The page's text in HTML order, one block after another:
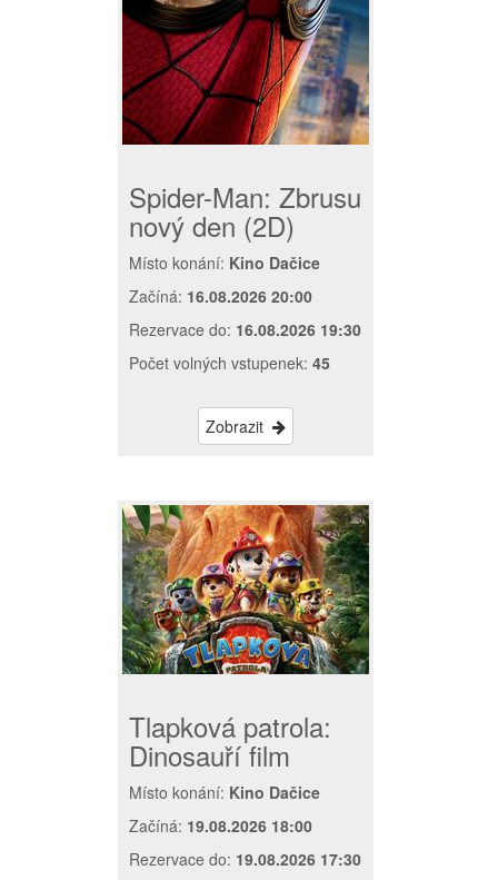
Spider-Man: Zbrusu
nový den (2D)
Místo konání: Kino Dačice
Začíná: 16.08.2026 20:00
Rezervace do: 16.08.2026 19:30
Počet volných vstupenek: 45
Zobrazit
Tlapková patrola:
Dinosauří film
Místo konání: Kino Dačice
Začíná: 19.08.2026 18:00
Rezervace do: 19.08.2026 17:30